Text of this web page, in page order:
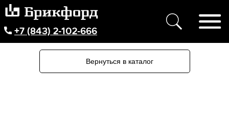
+7 (843) 2-102-666
Вернуться в каталог